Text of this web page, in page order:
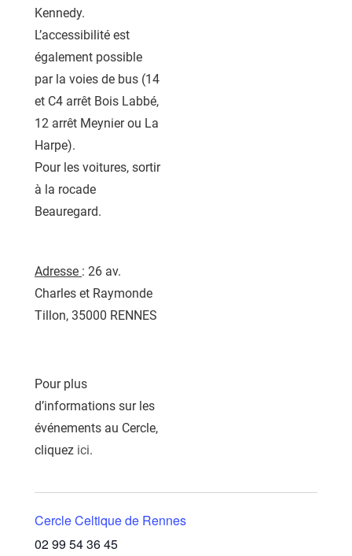
Kennedy.
L’accessibilité est
également possible
par la voies de bus (14
et C4 arrêt Bois Labbé,
12 arrêt Meynier ou La
Harpe).
Pour les voitures, sortir
à la rocade
Beauregard.
Adresse : 26 av.
Charles et Raymonde
Tillon, 35000 RENNES
Pour plus
d’informations sur les
événements au Cercle,
cliquez ici.
Cercle Celtique de Rennes
02 99 54 36 45